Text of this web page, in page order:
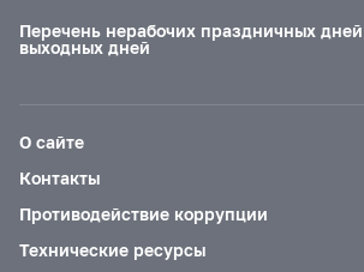
Перечень нерабочих праздничных
выходных дней
О сайте
Контакты
Противодействие коррупции
Технические ресурсы